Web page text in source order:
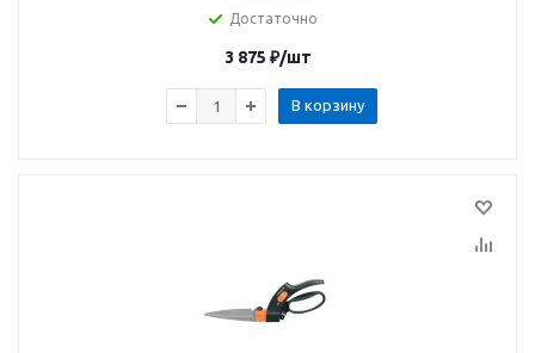
Достаточно
3 875 ₽/шт
В корзину